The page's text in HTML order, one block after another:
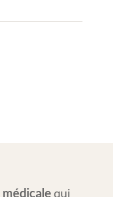
médicale qui